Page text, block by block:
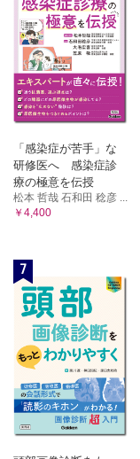
「感染症が苦手」な
研修医へ 感染症診
療の極意を伝授
松本 哲哉 石和田 稔彦 ...
￥4,400
7